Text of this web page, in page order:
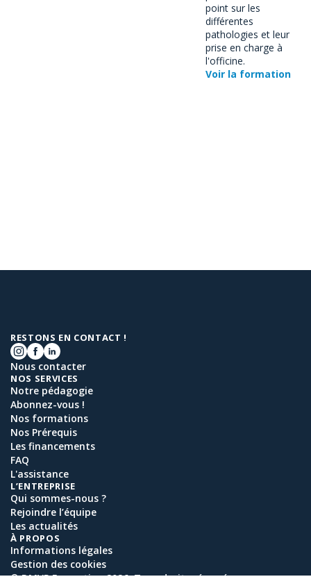
point sur les
différentes
pathologies et leur
prise en charge à
l'officine.
Voir la formation
RESTONS EN CONTACT !
Nous contacter
NOS SERVICES
Notre pédagogie
Abonnez-vous !
Nos formations
Nos Prérequis
Les financements
FAQ
L'assistance
L’ENTREPRISE
Qui sommes-nous ?
Rejoindre l’équipe
Les actualités
À PROPOS
Informations légales
Gestion des cookies